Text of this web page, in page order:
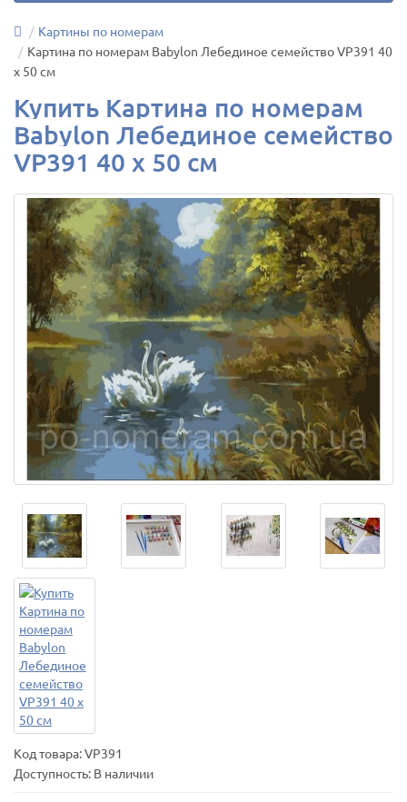
Картины по номерам
Картина по номерам Babylon Лебединое семейство VP391 40
х 50 см
Купить Картина по номерам
Babylon Лебединое семейство
VP391 40 х 50 см
Код товара:VP391
Доступность: В наличии